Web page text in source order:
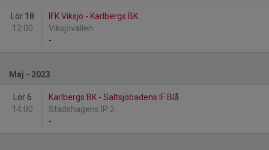
Lör 18
12:00
IFK Viksjö - Karlbergs BK
Viksjövallen
-
Maj - 2023
Lör 6
14:00
Karlbergs BK - Saltsjöbadens IF Blå
Stadshagens IP 2
-